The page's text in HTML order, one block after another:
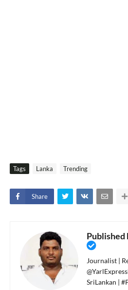
Tags Lanka Trending
Share
Published
Journalist |
SriLankan |